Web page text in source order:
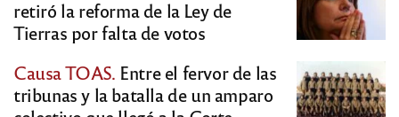
retiró la reforma de la Ley de
Tierras por falta de votos
Causa TOAS. Entre el fervor de las
tribunas y la batalla de un amparo